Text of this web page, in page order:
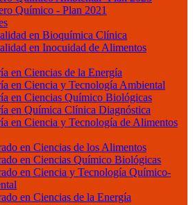
Químico - Plan 2021
en Bioquímica Clínica
en Inocuidad de Alimentos
en Ciencias de la Energía
en Ciencia y Tecnología Ambiental
en Ciencias Químico Biológicas
en Química Clínica Diagnóstica
en Ciencia y Tecnología de Alimentos
en Ciencias de los Alimentos
en Ciencias Químico Biológicas
en Ciencia y Tecnología Químico-
en Ciencias de la Energía